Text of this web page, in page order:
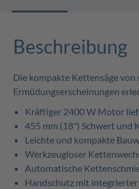
Beschreibung
Die kompakte Kettensäge von
Ermüdungserscheinungen
Kräftiger 2400 W Motor
455 mm (18") Schwert und
Leichte und kompakte
Werkzeugloser
Automatische
Handschutz mit integrierter